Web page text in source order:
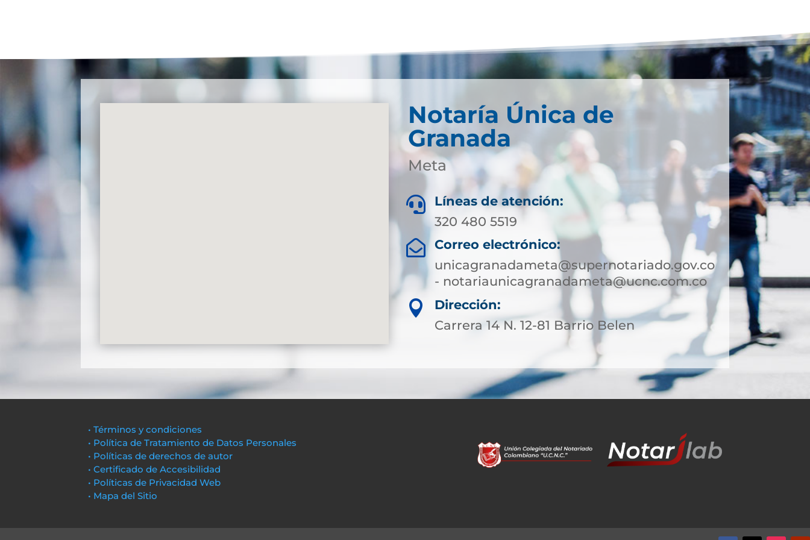
Notaría Única de
Granada
Meta

Líneas de atención:
320 480 5519

Correo electrónico:
unicagranadameta@supernotariado.gov.co
- notariaunicagranadameta@ucnc.com.co

Dirección:
Carrera 14 N. 12-81 Barrio Belen
• Términos y condiciones
• Política de Tratamiento de Datos Personales
• Políticas de derechos de autor
• Certificado de Accesibilidad
• Políticas de Privacidad Web
• Mapa del Sitio